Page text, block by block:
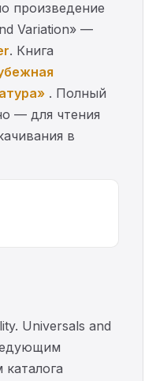
произведение
Variation» —
. Книга
. Полный
— для чтения
в
Universals and